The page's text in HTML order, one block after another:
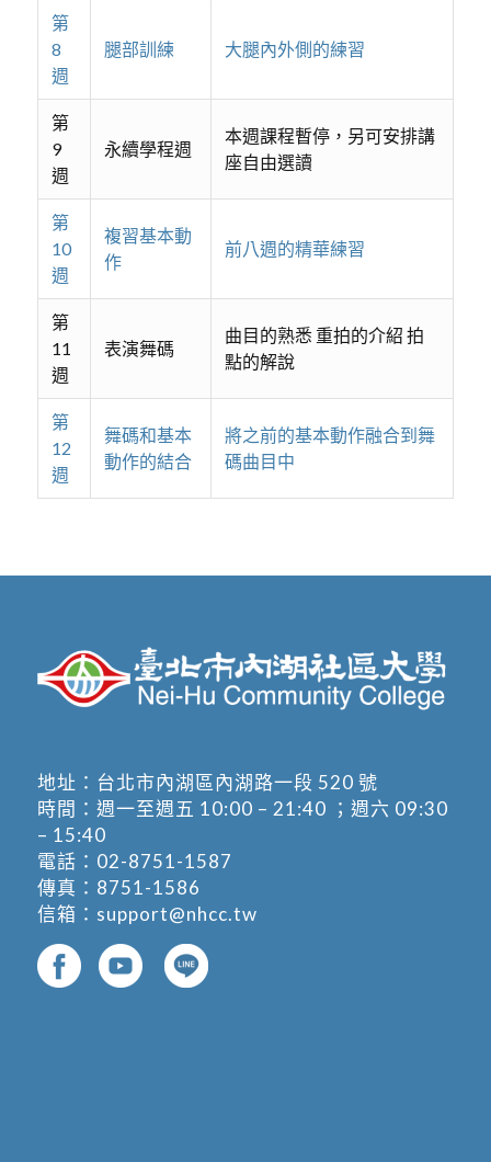
第
8
週
腿部訓練 大腿內外側的練習
第
9
週
永續學程週
本週課程暫停，另可安排講
座自由選讀
第
10
週
複習基本動
作
前八週的精華練習
第
11
週
表演舞碼
曲目的熟悉 重拍的介紹 拍
點的解說
第
12
週
舞碼和基本
動作的結合
將之前的基本動作融合到舞
碼曲目中
地址： 台北市內湖區內湖路一段 520 號
時間：週一至週五 10:00 – 21:40 ；週六 09:30
– 15:40
電話： 02-8751-1587
傳真：8751-1586
信箱： support@nhcc.tw